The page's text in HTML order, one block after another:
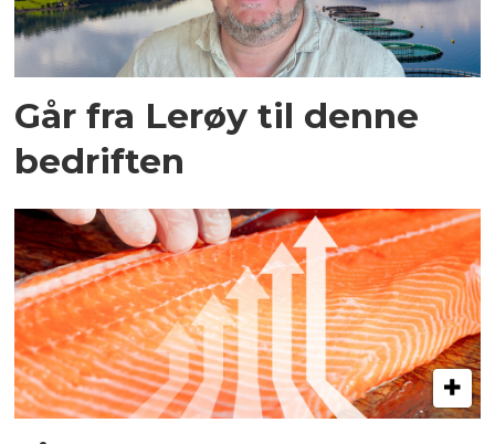
Går fra Lerøy til denne
bedriften